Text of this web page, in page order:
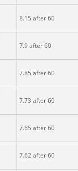
8.15 after 60
7.9 after 60
7.85 after 60
7.73 after 60
7.65 after 60
7.62 after 60